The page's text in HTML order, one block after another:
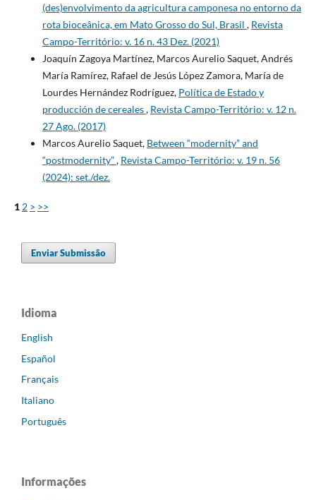
(des)envolvimento da agricultura camponesa no entorno da
rota bioceânica, em Mato Grosso do Sul, Brasil , Revista
Campo-Território: v. 16 n. 43 Dez. (2021)
Joaquín Zagoya Martínez, Marcos Aurelio Saquet, Andrés
María Ramírez, Rafael de Jesús López Zamora, María de
Lourdes Hernández Rodríguez, Política de Estado y
producción de cereales, Revista Campo-Território: v. 12 n.
27 Ago. (2017)
Marcos Aurelio Saquet, Between “modernity” and
“postmodernity”, Revista Campo-Território: v. 19 n. 56
(2024): set./dez.
1 2 > >>
Enviar Submissão
Idioma
English
Español
Français
Italiano
Português
Informações